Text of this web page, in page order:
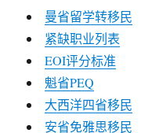
曼省留学转移民
紧缺职业列表
EOI评分标准
魁省PEQ
大西洋四省移民
安省免雅思移民